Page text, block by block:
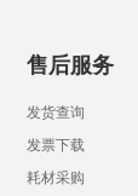
售后服务
发货查询
发票下载
耗材采购